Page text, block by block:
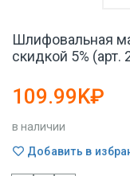
Шлифовальная
скидкой 5% (арт.
109.99K₽
в наличии
Добавить в